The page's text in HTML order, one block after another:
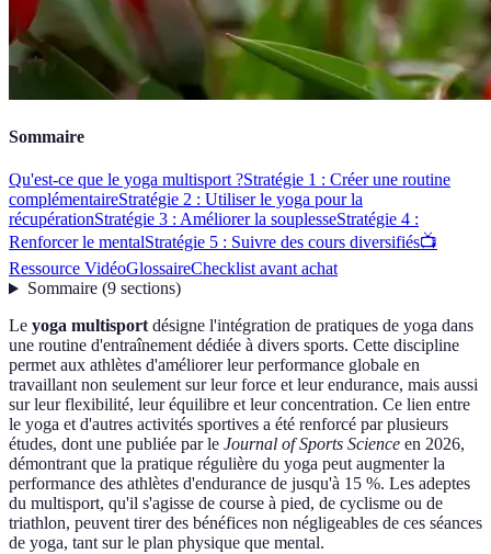
Sommaire
Qu'est-ce que le yoga multisport ?Stratégie 1 : Créer une routine
complémentaireStratégie 2 : Utiliser le yoga pour la
récupérationStratégie 3 : Améliorer la souplesseStratégie 4 :
Renforcer le mentalStratégie 5 : Suivre des cours diversifiés📺
Ressource VidéoGlossaireChecklist avant achat
Sommaire(9 sections)
Le yoga multisportdésigne l'intégration de pratiques de yoga dans
une routine d'entraînement dédiée à divers sports. Cette discipline
permet aux athlètes d'améliorer leur performance globale en
travaillant non seulement sur leur force et leur endurance, mais aussi
sur leur flexibilité, leur équilibre et leur concentration. Ce lien entre
le yoga et d'autres activités sportives a été renforcé par plusieurs
études, dont une publiée par le Journal of Sports Science en 2026,
démontrant que la pratique régulière du yoga peut augmenter la
performance des athlètes d'endurance de jusqu'à 15 %. Les adeptes
du multisport, qu'il s'agisse de course à pied, de cyclisme ou de
triathlon, peuvent tirer des bénéfices non négligeables de ces séances
de yoga, tant sur le plan physique que mental.